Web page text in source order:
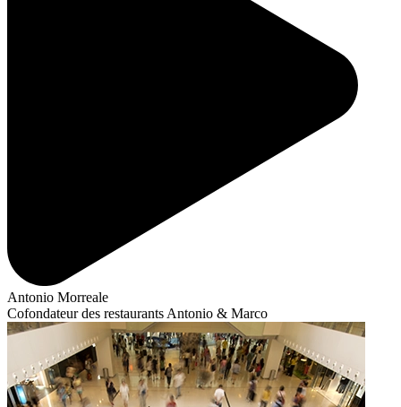
Antonio Morreale
Cofondateur des restaurants Antonio & Marco